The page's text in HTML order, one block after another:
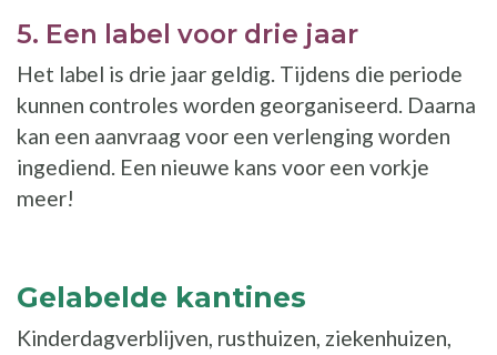
5. Een label voor drie jaar
Het label is drie jaar geldig. Tijdens die periode
kunnen controles worden georganiseerd. Daarna
kan een aanvraag voor een verlenging worden
ingediend. Een nieuwe kans voor een vorkje
meer!
Gelabelde kantines
Kinderdagverblijven, rusthuizen, ziekenhuizen,